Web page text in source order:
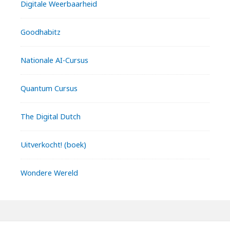
Digitale Weerbaarheid
Goodhabitz
Nationale AI-Cursus
Quantum Cursus
The Digital Dutch
Uitverkocht! (boek)
Wondere Wereld